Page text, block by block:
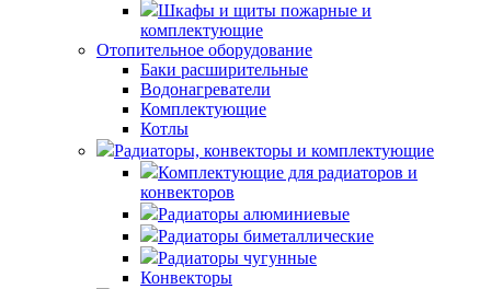
Шкафы и щиты пожарные и
комплектующие
Отопительное оборудование
Баки расширительные
Водонагреватели
Комплектующие
Котлы
Радиаторы, конвекторы и комплектующие
Комплектующие для радиаторов и
конвекторов
Радиаторы алюминиевые
Радиаторы биметаллические
Радиаторы чугунные
Конвекторы